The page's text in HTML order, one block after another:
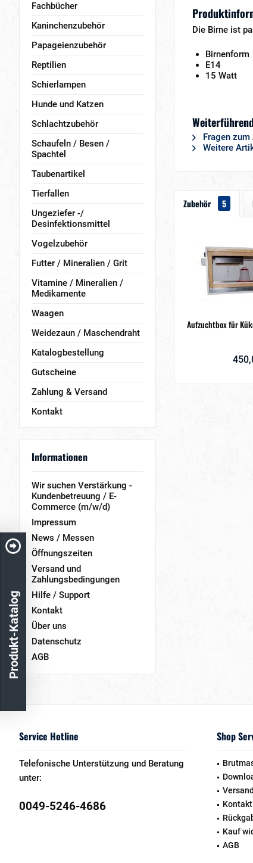
Fachbücher
Kaninchenzubehör
Papageienzubehör
Reptilien
Schierlampen
Hunde und Katzen
Schlachtzubehör
Schaufeln / Besen /
Spachtel
Taubenartikel
Tierfallen
Ungeziefer -/
Desinfektionsmittel
Vogelzubehör
Futter / Mineralien / Grit
Vitamine / Mineralien /
Medikamente
Waagen
Weidezaun / Maschendraht
Katalogbestellung
Gutscheine
Zahlung & Versand
Kontakt
Informationen
Wir suchen Verstärkung -
Kundenbetreuung / E-
Commerce (m/w/d)
Impressum
News / Messen
Öffnungszeiten
Versand und
Zahlungsbedingungen
Hilfe / Support
Kontakt
Über uns
Datenschutz
AGB
Die Birne ist
Birnenform
E14
15 Watt
Fragen
Weitere
Zubehör 5
Aufzuchtbox für
Service Hotline
Telefonische Unterstützung und Beratung
unter:
0049-5246-4686
Shop
Kontakt
Kauf
AGB
Produkt-Katalog